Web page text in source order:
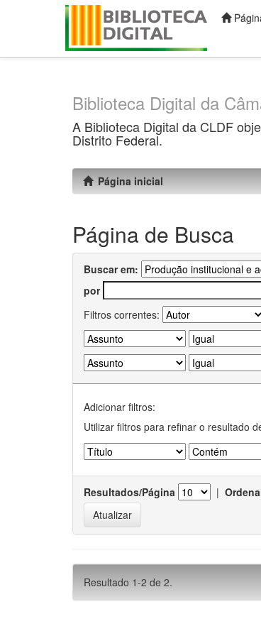
Biblioteca Digital da
A Biblioteca Digital da CLDF
Distrito Federal.
Página inicial
Página de Busca
Buscar em:
por
Filtros correntes:
Adicionar filtros:
Utilizar filtros para refinar o resultado
Resultados/Página |
Resultado 1-2 de 2.